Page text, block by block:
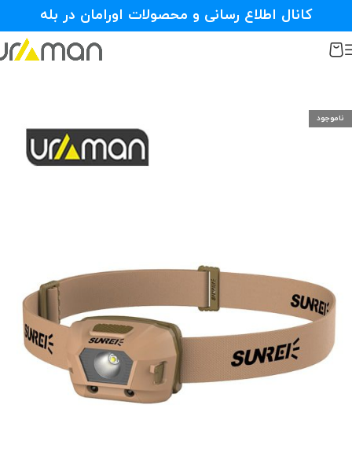
ناموجود
کانال اطلاع رسانی و محصولات اورامان در بله